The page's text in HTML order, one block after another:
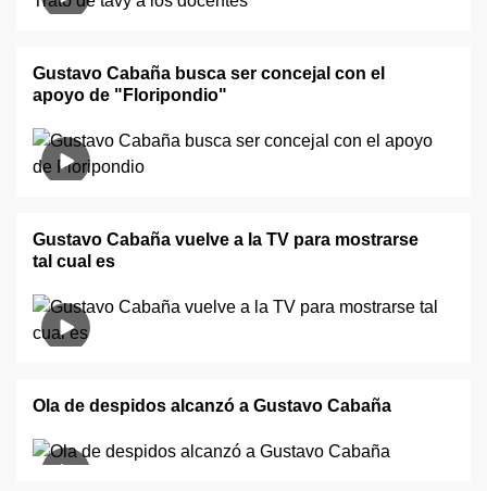
Gustavo Cabaña busca ser concejal con el
apoyo de "Floripondio"
Gustavo Cabaña vuelve a la TV para mostrarse
tal cual es
Ola de despidos alcanzó a Gustavo Cabaña